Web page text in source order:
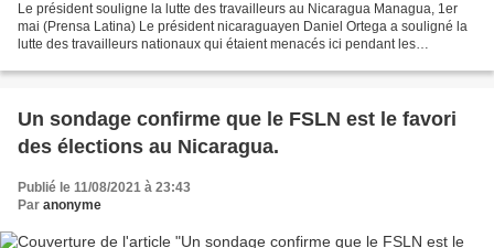
Le président souligne la lutte des travailleurs au Nicaragua Managua, 1er
mai (Prensa Latina) Le président nicaraguayen Daniel Ortega a souligné la
lutte des travailleurs nationaux qui étaient menacés ici pendant les
Un sondage confirme que le FSLN est le favori
des élections au Nicaragua.
Publié le 11/08/2021 à 23:43
Par anonyme